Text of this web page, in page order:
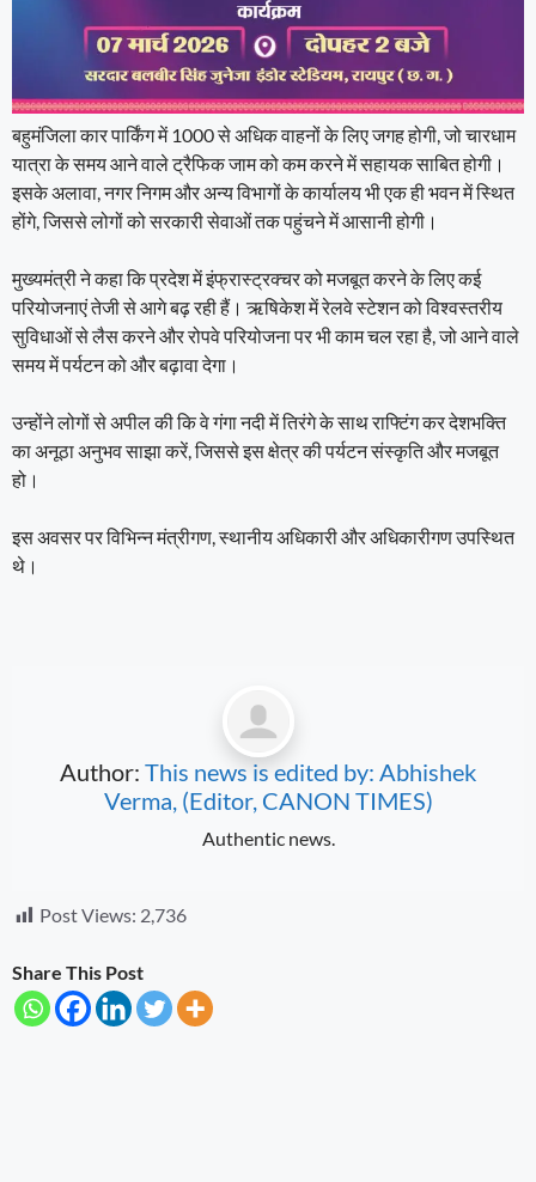
बहुमंजिला कार पार्किंग में 1000 से अधिक वाहनों के लिए जगह होगी, जो चारधाम
यात्रा के समय आने वाले ट्रैफिक जाम को कम करने में सहायक साबित होगी।
इसके अलावा, नगर निगम और अन्य विभागों के कार्यालय भी एक ही भवन में स्थित
होंगे, जिससे लोगों को सरकारी सेवाओं तक पहुंचने में आसानी होगी।
मुख्यमंत्री ने कहा कि प्रदेश में इंफ्रास्ट्रक्चर को मजबूत करने के लिए कई
परियोजनाएं तेजी से आगे बढ़ रही हैं। ऋषिकेश में रेलवे स्टेशन को विश्वस्तरीय
सुविधाओं से लैस करने और रोपवे परियोजना पर भी काम चल रहा है, जो आने वाले
समय में पर्यटन को और बढ़ावा देगा।
उन्होंने लोगों से अपील की कि वे गंगा नदी में तिरंगे के साथ राफ्टिंग कर देशभक्ति
का अनूठा अनुभव साझा करें, जिससे इस क्षेत्र की पर्यटन संस्कृति और मजबूत
हो।
इस अवसर पर विभिन्न मंत्रीगण, स्थानीय अधिकारी और अधिकारीगण उपस्थित
थे।
Author: This news is edited by: Abhishek
Verma, (Editor, CANON TIMES)
Authentic news.
Post Views: 2,736
Share This Post